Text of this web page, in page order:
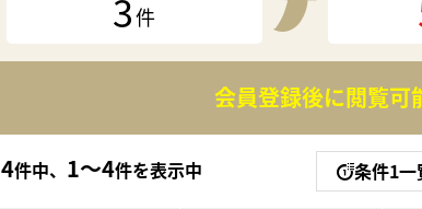
件
会員登録後に閲覧可
4件中、 1〜4件を表示中 条件1一